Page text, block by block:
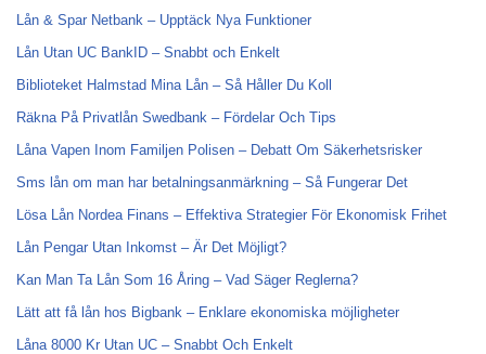
Lån & Spar Netbank – Upptäck Nya Funktioner
Lån Utan UC BankID – Snabbt och Enkelt
Biblioteket Halmstad Mina Lån – Så Håller Du Koll
Räkna På Privatlån Swedbank – Fördelar Och Tips
Låna Vapen Inom Familjen Polisen – Debatt Om Säkerhetsrisker
Sms lån om man har betalningsanmärkning – Så Fungerar Det
Lösa Lån Nordea Finans – Effektiva Strategier För Ekonomisk Frihet
Lån Pengar Utan Inkomst – Är Det Möjligt?
Kan Man Ta Lån Som 16 Åring – Vad Säger Reglerna?
Lätt att få lån hos Bigbank – Enklare ekonomiska möjligheter
Låna 8000 Kr Utan UC – Snabbt Och Enkelt